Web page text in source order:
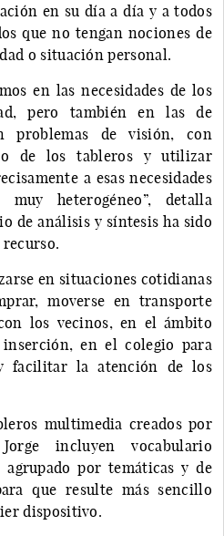
en su día a día y a todos
que no tengan nociones de
o situación personal.
en las necesidades de los
pero también en las de
problemas de visión, con
de los tableros y utilizar
a esas necesidades
heterogéneo”, detalla
de análisis y síntesis ha sido
en situaciones cotidianas
moverse en transporte
los vecinos, en el ámbito
en el colegio para
facilitar la atención de los
multimedia creados por
incluyen vocabulario
agrupado por temáticas y de
que resulte más sencillo
dispositivo.